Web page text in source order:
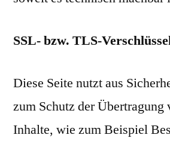
SSL- bzw. TLS-
Diese Seite nutzt aus
zum Schutz der Übertragung
Inhalte, wie zum Beispiel